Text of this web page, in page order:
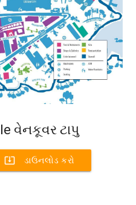
વેનકૂવર ટાપુ
system_update_alt ડાઉનલોડ કરો